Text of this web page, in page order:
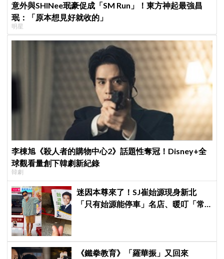
意外與SHINee珉豪促成「SM Run」！東方神起最強昌
珉：「原本想見好就收的」
明星
李棟旭《殺人者的購物中心2》話題性奪冠！Disney+全
球觀看量創下韓劇新紀錄
韓劇
迷因本尊來了！SJ崔始源現身新北
「只有始源能停車」名店、暖叮「常
《鐵拳教育》「羅華振」又回來